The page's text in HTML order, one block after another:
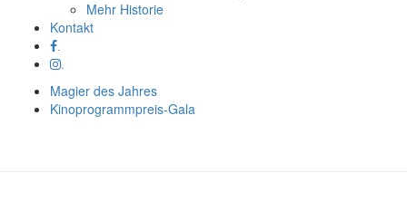
Mehr Historie
Kontakt
Magier des Jahres
Kinoprogrammpreis-Gala